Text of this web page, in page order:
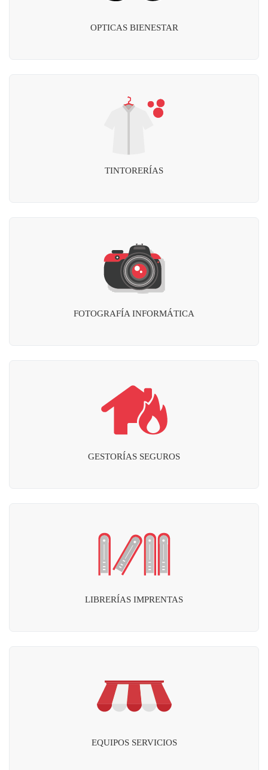
OPTICAS BIENESTAR
TINTORERÍAS
FOTOGRAFÍA INFORMÁTICA
GESTORÍAS SEGUROS
LIBRERÍAS IMPRENTAS
EQUIPOS SERVICIOS